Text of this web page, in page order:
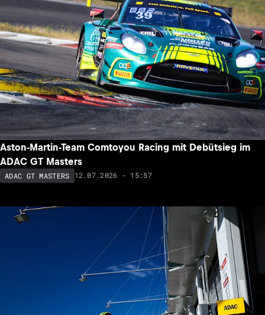
Aston-Martin-Team Comtoyou Racing mit Debütsieg im
ADAC GT Masters
ADAC GT MASTERS 12.07.2026 - 15:57